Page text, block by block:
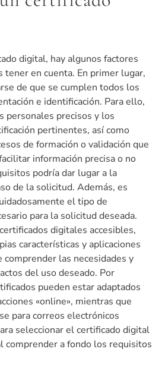
digital, hay algunos factores
tener en cuenta. En primer lugar,
de que se cumplen todos los
e identificación. Para ello,
personales precisos y los
pertinentes, así como
de formación o validación que
información precisa o no
podría dar lugar a la
de la solicitud. Además, es
el tipo de
para la solicitud deseada.
digitales accesibles,
características y aplicaciones
comprender las necesidades y
del uso deseado. Por
pueden estar adaptados
«online», mientras que
para correos electrónicos
seleccionar el certificado digital
comprender a fondo los requisitos